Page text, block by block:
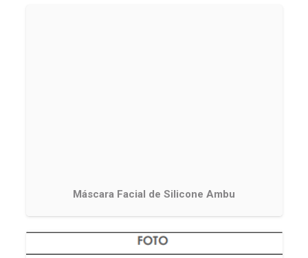
Máscara Facial de Silicone Ambu